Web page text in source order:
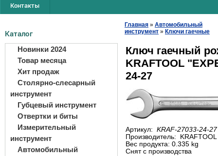
Контакты
Каталог
Новинки 2024
Товар месяца
Хит продаж
Столярно-слесарный
инструмент
Губцевый инструмент
Отвертки и биты
Измерительный
инструмент
Автомобильный
Главная » Автомобильный
инструмент » Ключи гаечные
Ключ гаечный
KRAFTOOL
24-27
Артикул: KRAF-27033-24-27
Производитель:
KRAFTOOL
Вес продукта: 0.335 kg
Снят с производства